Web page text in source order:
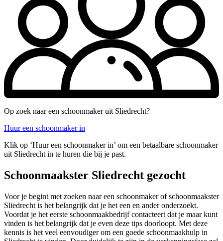
Op zoek naar een schoonmaker uit Sliedrecht?
Huur een schoonmaker in
Klik op ‘Huur een schoonmaker in’ om een betaalbare schoonmaker
uit Sliedrecht in te huren die bij je past.
Schoonmaakster Sliedrecht gezocht
Voor je begint met zoeken naar een schoonmaker of schoonmaakster
Sliedrecht is het belangrijk dat je het een en ander onderzoekt.
Voordat je het eerste schoonmaakbedrijf contacteert dat je maar kunt
vinden is het belangrijk dat je even deze tips doorloopt. Met deze
kennis is het veel eenvoudiger om een goede schoonmaakhulp in